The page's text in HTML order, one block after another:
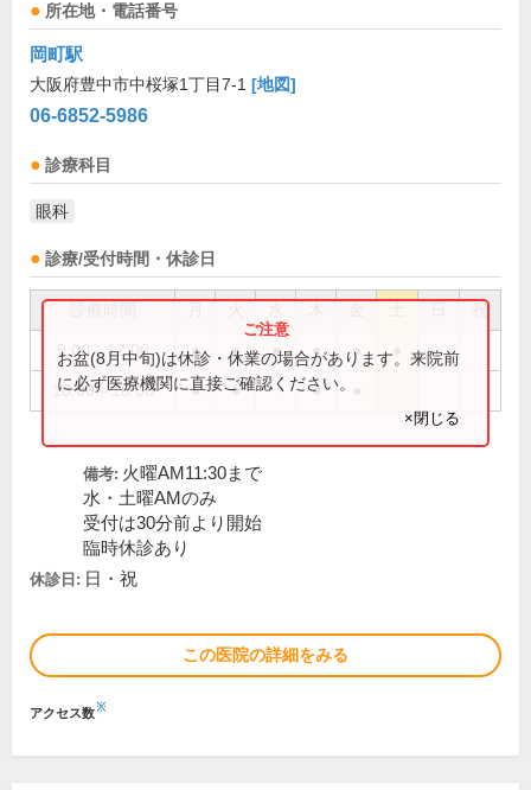
所在地・電話番号
岡町駅
大阪府豊中市中桜塚1丁目7-1 [地図]
06-6852-5986
診療科目
眼科
診療/受付時間・休診日
祝
9:00～12:00 ● ● ● ● ●
16:00～18:00 ● ● ●
お盆(8月中旬)は休診・休業の場合があります。来院前
に必ず医療機関に直接ご確認ください。
×閉じる
備考: 火曜AM11:30まで
水・土曜AMのみ
受付は30分前より開始
臨時休診あり
休診日: 日・祝
この医院の詳細をみる
アクセス数※